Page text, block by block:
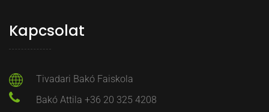
Kapcsolat
Tivadari Bakó Faiskola
Bakó Attila +36 20 325 4208